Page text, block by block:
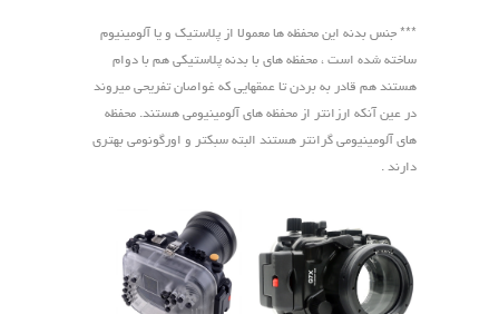
*** جنس بدنه این محفظه ها معمولا از پلاستیک و یا آلومینیوم
ساخته شده است ، محفظه های با بدنه پلاستیکی هم با دوام
هستند هم قادر به بردن تا عمقهایی که غواصان تفریحی میروند
در عین آنکه ارزانتر از محفظه های آلومینیومی هستند. محفظه
های آلومینیومی گرانتر هستند البته سبکتر و اورگونومی بهتری
دارند .